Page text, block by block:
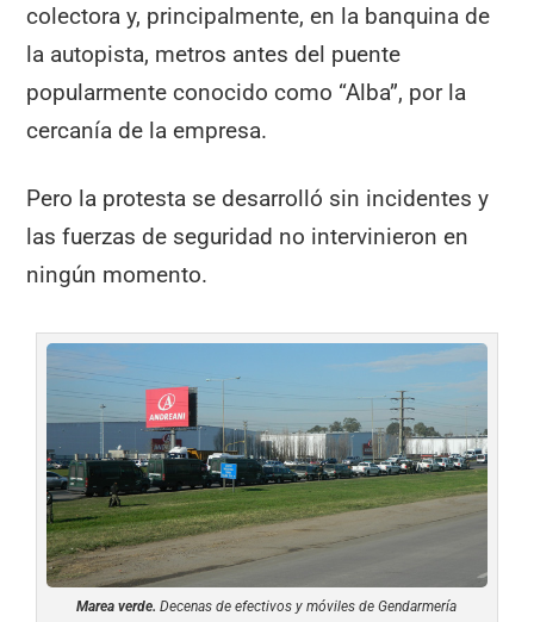
colectora y, principalmente, en la banquina de
la autopista, metros antes del puente
popularmente conocido como “Alba”, por la
cercanía de la empresa.
Pero la protesta se desarrolló sin incidentes y
las fuerzas de seguridad no intervinieron en
ningún momento.
Marea verde. Decenas de efectivos y móviles de Gendarmería